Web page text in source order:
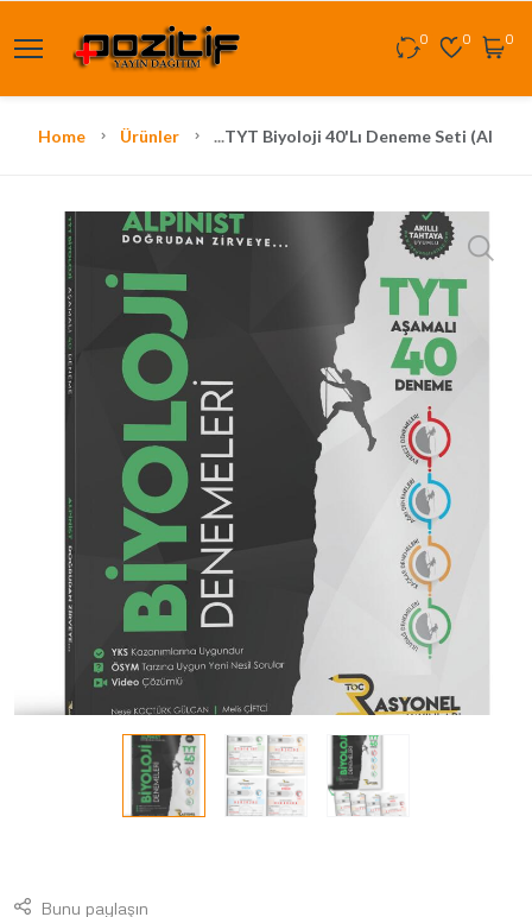
0 0 0
Home Ürünler ...TYT Biyoloji 40'lı Deneme Seti
Bunu paylaşın